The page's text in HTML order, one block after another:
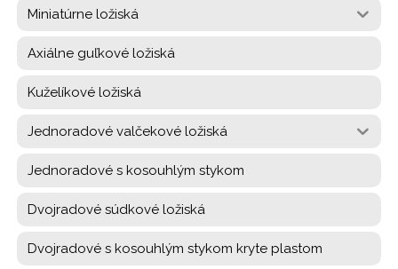
Miniatúrne ložiská
Axiálne guľkové ložiská
Kuželíkové ložiská
Jednoradové valčekové ložiská
Jednoradové s kosouhlým stykom
Dvojradové súdkové ložiská
Dvojradové s kosouhlým stykom kryte plastom